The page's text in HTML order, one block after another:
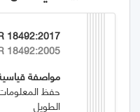
18492:2017
18492:2005
مواصفة
حفظ المعلومات
الطويل